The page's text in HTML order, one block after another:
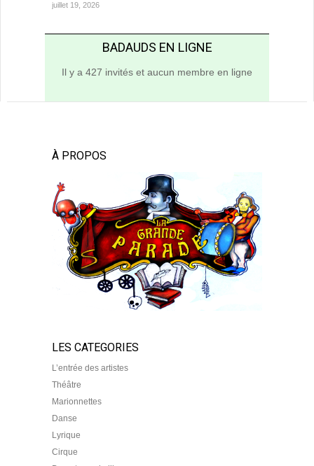
juillet 19, 2026
BADAUDS EN LIGNE
Il y a 427 invités et aucun membre en ligne
À PROPOS
LES CATEGORIES
L’entrée des artistes
Théâtre
Marionnettes
Danse
Lyrique
Cirque